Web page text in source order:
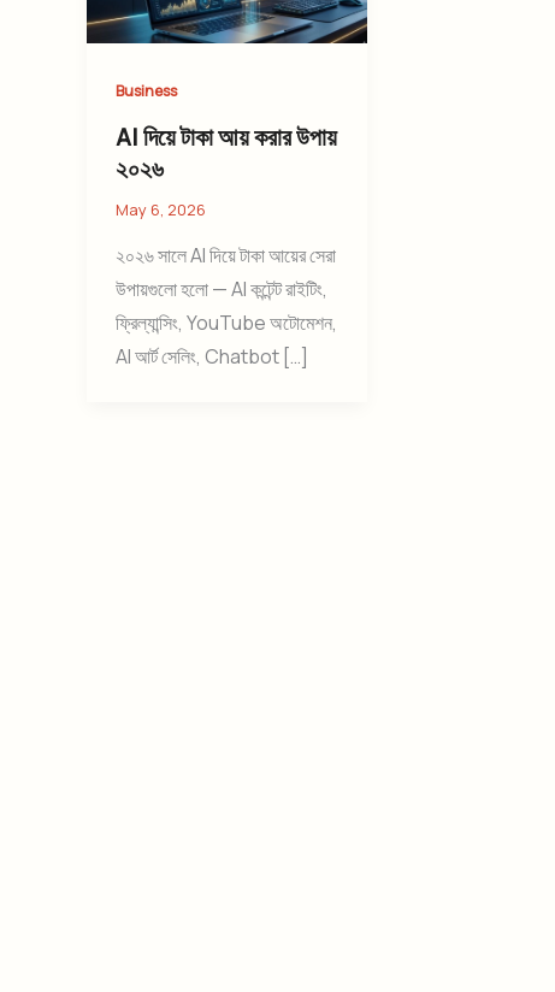
Business
AI দিয়ে টাকা আয় করার উপায়
২০২৬
May 6, 2026
২০২৬ সালে AI দিয়ে টাকা আয়ের সেরা
উপায়গুলো হলো — AI কন্টেন্ট রাইটিং,
ফ্রিল্যান্সিং, YouTube অটোমেশন,
AI আর্ট সেলিং, Chatbot […]